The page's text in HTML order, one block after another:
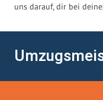
uns darauf, dir bei